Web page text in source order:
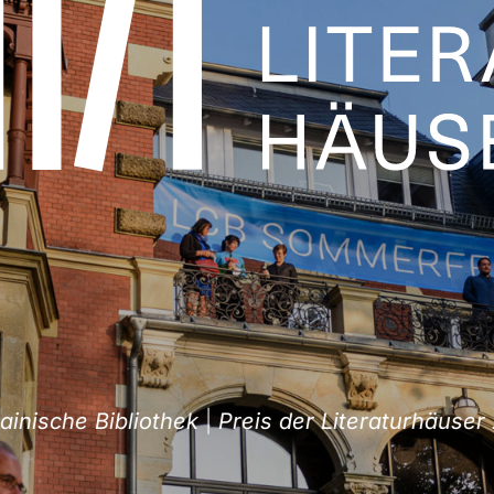
Bibliothek|Preis der Literaturhäuser